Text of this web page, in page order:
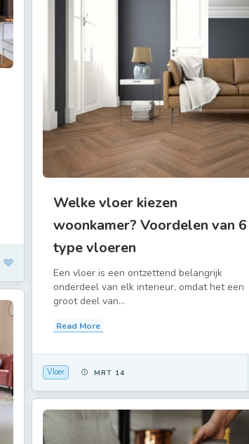
Welke vloer kiezen
woonkamer? Voordelen van 6
type vloeren
Een vloer is een ontzettend belangrijk
onderdeel van elk interieur, omdat het een
groot deel van...
Read More
Vloer MRT 14